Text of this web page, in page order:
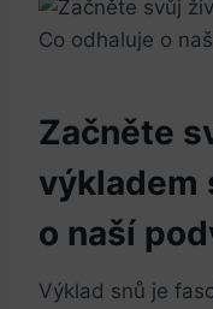
Začněte
výkladem
o naší
Výklad snů je